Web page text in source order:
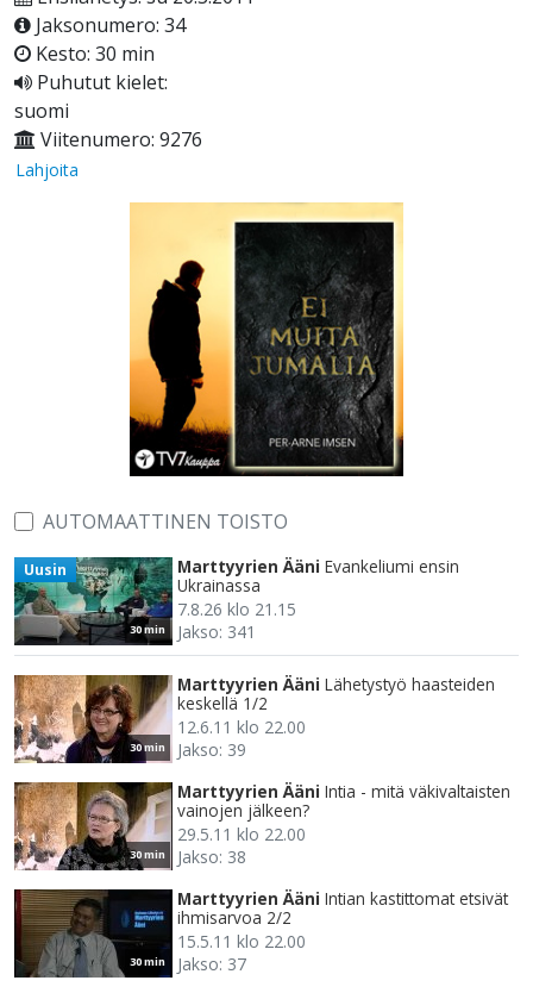
Jaksonumero: 34
Kesto: 30 min
Puhutut kielet:
suomi
Viitenumero: 9276
Lahjoita
AUTOMAATTINEN TOISTO
30 min
Uusin Marttyyrien Ääni Evankeliumi ensin
Ukrainassa
7.8.26 klo 21.15
Jakso: 341
30 min
Marttyyrien Ääni Lähetystyö haasteiden
keskellä 1/2
12.6.11 klo 22.00
Jakso: 39
30 min
Marttyyrien Ääni Intia - mitä väkivaltaisten
vainojen jälkeen?
29.5.11 klo 22.00
Jakso: 38
30 min
Marttyyrien Ääni Intian kastittomat etsivät
ihmisarvoa 2/2
15.5.11 klo 22.00
Jakso: 37